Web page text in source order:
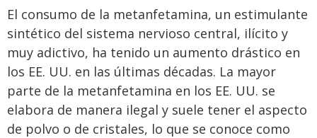
El consumo de la metanfetamina, un estimulante
sintético del sistema nervioso central, ilícito y
muy adictivo, ha tenido un aumento drástico en
los EE. UU. en las últimas décadas. La mayor
parte de la metanfetamina en los EE. UU. se
elabora de manera ilegal y suele tener el aspecto
de polvo o de cristales, lo que se conoce como